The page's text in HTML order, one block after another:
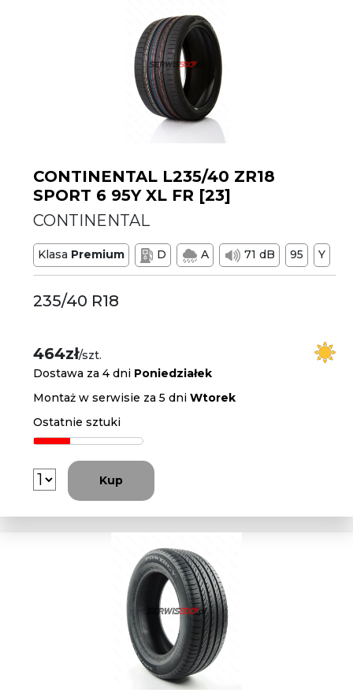
CONTINENTAL L235/40 ZR18
SPORT 6 95Y XL FR [23]
CONTINENTAL
Klasa Premium D A 71 dB 95 Y
235/40 R18
464zł/szt.
Dostawa za 4 dni Poniedziałek
Montaż w serwisie za 5 dniWtorek
Ostatnie sztuki
Kup